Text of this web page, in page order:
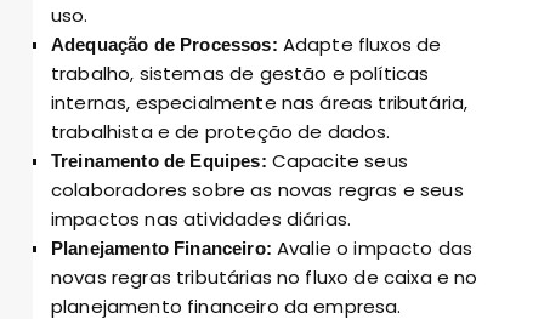
uso.
Adequação de Processos: Adapte fluxos de
trabalho, sistemas de gestão e políticas
internas, especialmente nas áreas tributária,
trabalhista e de proteção de dados.
Treinamento de Equipes: Capacite seus
colaboradores sobre as novas regras e seus
impactos nas atividades diárias.
Planejamento Financeiro: Avalie o impacto das
novas regras tributárias no fluxo de caixa e no
planejamento financeiro da empresa.